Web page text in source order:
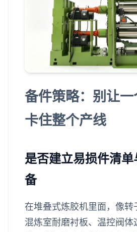
备件策略：别让
卡住整个产线
是否建立易损件清
备
在堆叠式炼胶机里面，像转
混炼室耐磨衬板、温控阀体